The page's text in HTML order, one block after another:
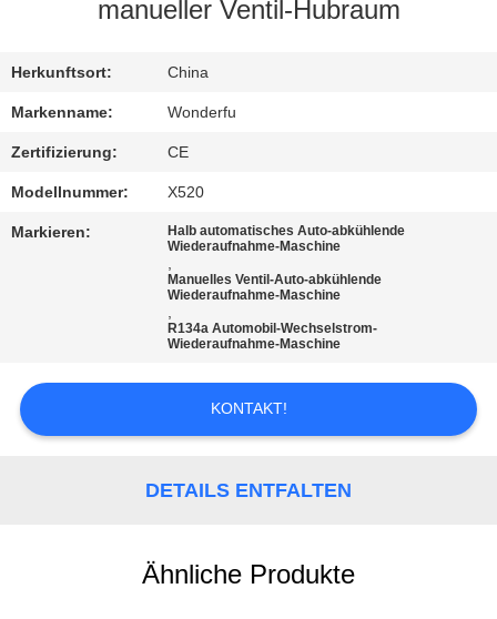
SIE
MIT
UNS
IN
VERBINDUNG
ZITAT
manueller Ventil-Hubraum
Herkunftsort: China
Markenname: Wonderfu
Zertifizierung: CE
Modellnummer: X520
Markieren:
Halb automatisches Auto-abkühlende
Wiederaufnahme-Maschine
,
Manuelles Ventil-Auto-abkühlende
Wiederaufnahme-Maschine
,
R134a Automobil-Wechselstrom-
Wiederaufnahme-Maschine
KONTAKT!
DETAILS ENTFALTEN
Ähnliche Produkte